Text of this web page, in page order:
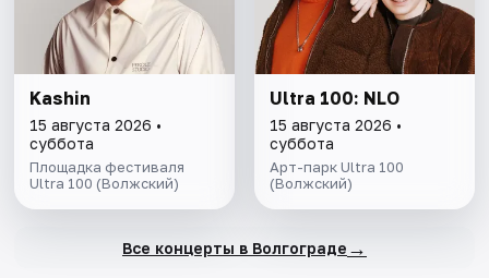
Kashin
15 августа 2026 •
суббота
Площадка фестиваля
Ultra 100 (Волжский)
Ultra 100: NLO
15 августа 2026 •
суббота
Арт-парк Ultra 100
(Волжский)
Все концерты в Волгограде →